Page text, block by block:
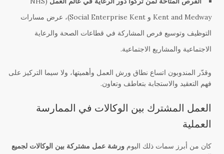
Kent and Medway و Social Enterprise Kent)، عرض مسارات
التوظيف وتوسيع فرص المشاركة في قطاعات الصحة والرعاية
الاجتماعية والمشاريع الاجتماعية.
وقدّر المندوبون اتساع نطاق ورش العمل وأهميتها، ولا سيما التركيز على
فهم التعقيد والاستجابة بتعاطف وتعاون.
العمل المشترك بين الوكالات في الممارسة
العملية
كان من أبرز سمات ذلك اليوم ورشة عمل مشتركة بين الوكالات لجميع